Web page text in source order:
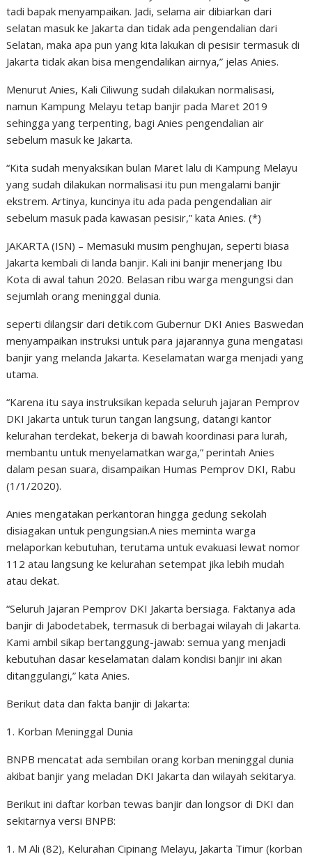
tadi bapak menyampaikan. Jadi, selama air dibiarkan dari
selatan masuk ke Jakarta dan tidak ada pengendalian dari
Selatan, maka apa pun yang kita lakukan di pesisir termasuk di
Jakarta tidak akan bisa mengendalikan airnya,” jelas Anies.
Menurut Anies, Kali Ciliwung sudah dilakukan normalisasi,
namun Kampung Melayu tetap banjir pada Maret 2019
sehingga yang terpenting, bagi Anies pengendalian air
sebelum masuk ke Jakarta.
“Kita sudah menyaksikan bulan Maret lalu di Kampung Melayu
yang sudah dilakukan normalisasi itu pun mengalami banjir
ekstrem. Artinya, kuncinya itu ada pada pengendalian air
sebelum masuk pada kawasan pesisir,” kata Anies. (*)
JAKARTA (ISN) – Memasuki musim penghujan, seperti biasa
Jakarta kembali di landa banjir. Kali ini banjir menerjang Ibu
Kota di awal tahun 2020. Belasan ribu warga mengungsi dan
sejumlah orang meninggal dunia.
seperti dilangsir dari detik.com Gubernur DKI Anies Baswedan
menyampaikan instruksi untuk para jajarannya guna mengatasi
banjir yang melanda Jakarta. Keselamatan warga menjadi yang
utama.
“Karena itu saya instruksikan kepada seluruh jajaran Pemprov
DKI Jakarta untuk turun tangan langsung, datangi kantor
kelurahan terdekat, bekerja di bawah koordinasi para lurah,
membantu untuk menyelamatkan warga,” perintah Anies
dalam pesan suara, disampaikan Humas Pemprov DKI, Rabu
(1/1/2020).
Anies mengatakan perkantoran hingga gedung sekolah
disiagakan untuk pengungsian.A nies meminta warga
melaporkan kebutuhan, terutama untuk evakuasi lewat nomor
112 atau langsung ke kelurahan setempat jika lebih mudah
atau dekat.
“Seluruh Jajaran Pemprov DKI Jakarta bersiaga. ⁣Faktanya ada
banjir di Jabodetabek, termasuk di berbagai wilayah di Jakarta.
⁣Kami ambil sikap bertanggung-jawab: semua yang menjadi
kebutuhan dasar keselamatan dalam kondisi banjir ini akan
ditanggulangi,” kata Anies.
Berikut data dan fakta banjir di Jakarta:
1. Korban Meninggal Dunia
BNPB mencatat ada sembilan orang korban meninggal dunia
akibat banjir yang meladan DKI Jakarta dan wilayah sekitarya.
Berikut ini daftar korban tewas banjir dan longsor di DKI dan
sekitarnya versi BNPB:
1. M Ali (82), Kelurahan Cipinang Melayu, Jakarta Timur (korban